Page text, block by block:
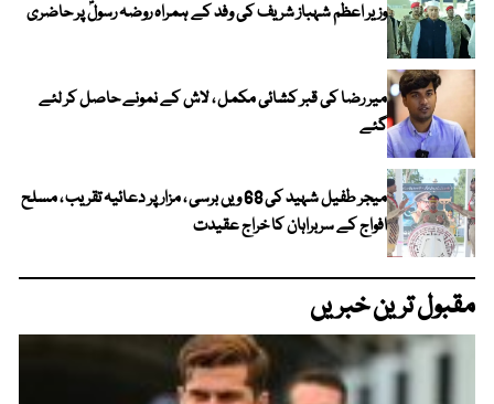
وزیر اعظم شہباز شریف کی وفد کے ہمراہ روضہ رسولؐ پر حاضری
میر رضا کی قبر کشائی مکمل ، لاش کے نمونے حاصل کر لئے
گئے
میجر طفیل شہید کی 68 ویں برسی ، مزار پر دعائیہ تقریب ، مسلح
افواج کے سربراہان کا خراج عقیدت
مقبول ترین خبریں